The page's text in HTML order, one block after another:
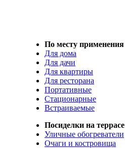
По месту применения
Для дома
Для дачи
Для квартиры
Для ресторана
Портативные
Стационарные
Встраиваемые
Посиделки на террасе
Уличные обогреватели
Очаги и костровища